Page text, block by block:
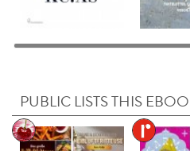
PUBLIC LISTS THIS